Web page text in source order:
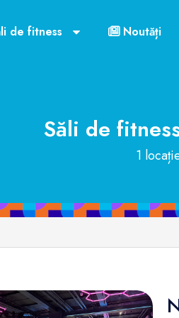
de fitness Noutăți
Săli de
1